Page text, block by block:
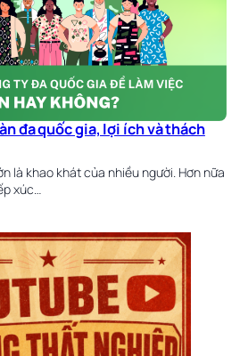
đa quốc gia, lợi ích và thách
là khao khát của nhiều người. Hơn nữa
xúc…